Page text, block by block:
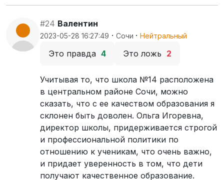
#24 Валентин
2023-05-28 16:27:49 · Сочи · Нейтральный
Это правда 4 Это ложь 2
Учитывая то, что школа №14 расположена
в центральном районе Сочи, можно
сказать, что с ее качеством образования я
склонен быть доволен. Ольга Игоревна,
директор школы, придерживается строгой
и профессиональной политики по
отношению к ученикам, что очень важно,
и придает уверенность в том, что дети
получают качественное образование.